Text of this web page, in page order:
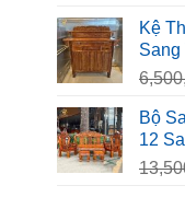
Kệ
Sang
Bộ
12